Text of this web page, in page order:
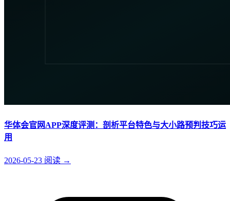
华体会官网APP深度评测：剖析平台特色与大小路预判技巧运
用
2026-05-23 阅读 →